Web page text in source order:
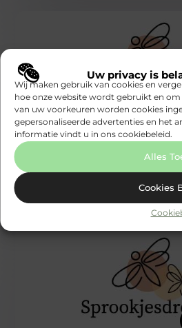
Uw privacy is
Wij maken gebruik van cookies en
hoe onze website wordt gebruikt en
van uw voorkeuren worden cookies
gepersonaliseerde advertenties en het
informatie vindt u in ons cookiebeleid.
Alles
Cookies
Een planning voor
Samen met je buren kom jij één